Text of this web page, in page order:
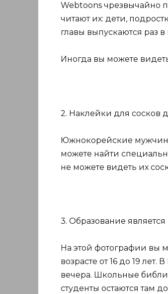
Webtoons чрезвычайно
читают их: дети,
главы выпускаются раз
Иногда вы можете
2. Наклейки для сосков
Южнокорейские
можете найти
не можете видеть их
3. Образование
На этой фотографии вы
возрасте от 16 до 19
вечера. Школьные
студенты остаются там